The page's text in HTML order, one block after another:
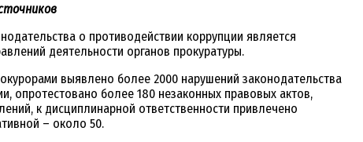
о противодействии коррупции является
деятельности органов прокуратуры.
выявлено более 2000 нарушений законодательства
опротестовано более 180 незаконных правовых актов,
к дисциплинарной ответственности привлечено
– около 50.